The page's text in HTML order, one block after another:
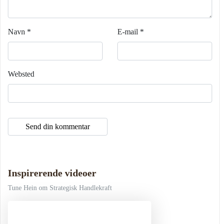
Navn * E-mail *
Websted
Inspirerende videoer
Tune Hein om Strategisk Handlekraft